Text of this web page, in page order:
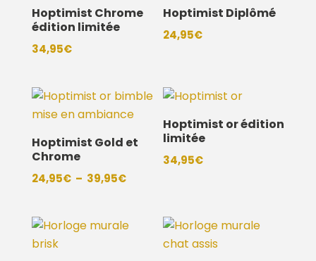
à
Hoptimist Chrome
édition limitée
34,95€
Hoptimist Diplômé
24,95€
Hoptimist Gold et
Chrome
24,95€ – 39,95€Plage
24,95€
Hoptimist or édition
limitée
34,95€